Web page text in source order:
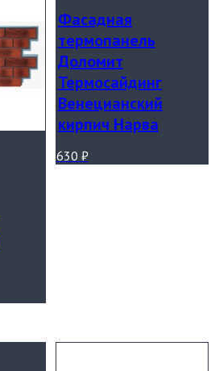
Фасадная
термопанель
Доломит
Термосайдинг
Венецианский
кирпич Нарва
630 ₽